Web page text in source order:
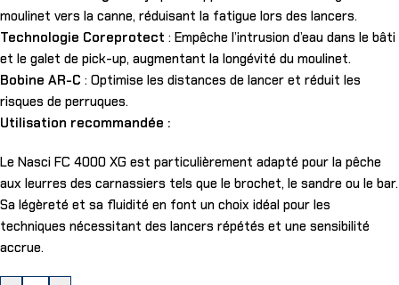
moulinet vers la canne, réduisant la fatigue lors des lancers.
Technologie Coreprotect : Empêche l’intrusion d’eau dans le bâti
et le galet de pick-up, augmentant la longévité du moulinet.
Bobine AR-C : Optimise les distances de lancer et réduit les
risques de perruques.
Utilisation recommandée :
Le Nasci FC 4000 XG est particulièrement adapté pour la pêche
aux leurres des carnassiers tels que le brochet, le sandre ou le bar.
Sa légèreté et sa fluidité en font un choix idéal pour les
techniques nécessitant des lancers répétés et une sensibilité
accrue.